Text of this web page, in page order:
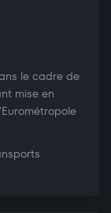
le cadre de
mise en